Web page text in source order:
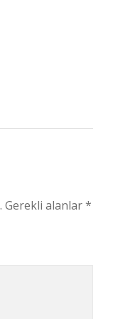
Gerekli alanlar*